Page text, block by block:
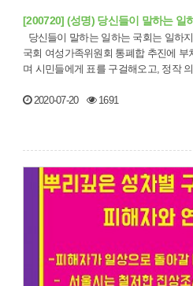
[200720] (성명) 당신들이 말하는 일
국회 여성가족위원회 통폐합 추진에 부쳐 선거 때만 거리와 시장을
며 시민들에게 표를 구걸해오고, 정작
2020-07-20 1691